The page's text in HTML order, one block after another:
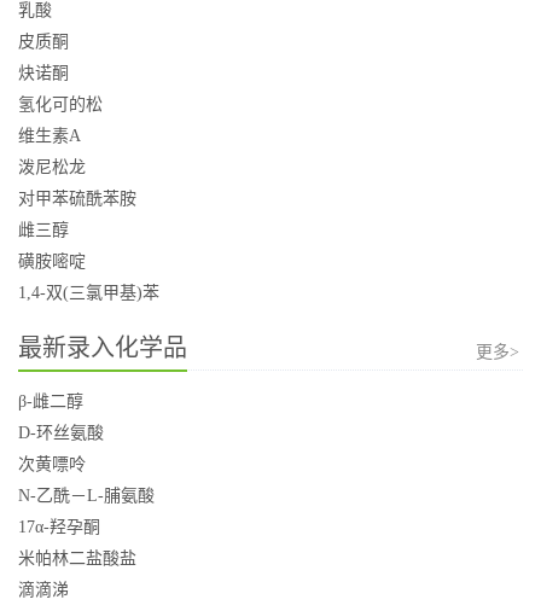
乳酸
皮质酮
炔诺酮
氢化可的松
维生素A
泼尼松龙
对甲苯硫酰苯胺
雌三醇
磺胺嘧啶
1,4-双(三氯甲基)苯
最新录入化学品 更多>
β-雌二醇
D-环丝氨酸
次黄嘌呤
N-乙酰－L-脯氨酸
17α-羟孕酮
米帕林二盐酸盐
滴滴涕